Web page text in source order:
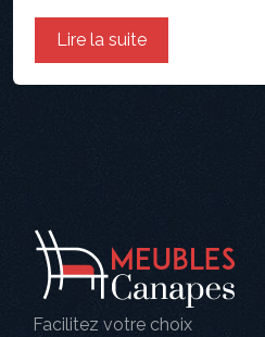
Lire la suite
Facilitez votre choix